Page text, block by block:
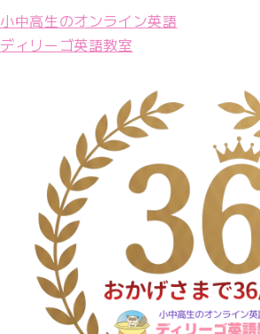
小中高生のオンライン英語
ディリーゴ英語教室